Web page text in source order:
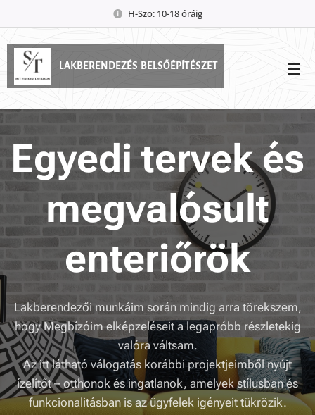
H-Szo: 10-18 óráig
LAKBERENDEZÉS BELSŐÉPÍTÉSZET
Egyedi tervek és
megvalósult
enteriőrök
Lakberendezői munkáim során mindig arra törekszem,
hogy Megbízóim elképzeléseit a legapróbb részletekig
valóra váltsam.
Az itt látható válogatás korábbi projektjeimből nyújt
ízelítőt – otthonok és ingatlanok, amelyek stílusban és
funkcionalitásban is az ügyfelek igényeit tükrözik.